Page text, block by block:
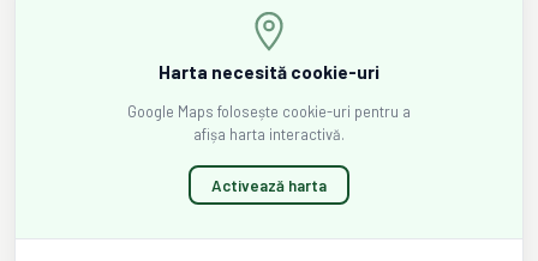
Harta necesită cookie-uri
Google Maps folosește cookie-uri pentru a
afișa harta interactivă.
Activează harta